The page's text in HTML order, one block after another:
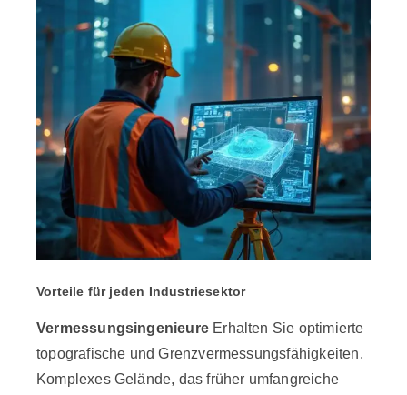
Vorteile für jeden Industriesektor
VermessungsingenieureErhalten Sie optimierte
topografische und Grenzvermessungsfähigkeiten.
Komplexes Gelände, das früher umfangreiche